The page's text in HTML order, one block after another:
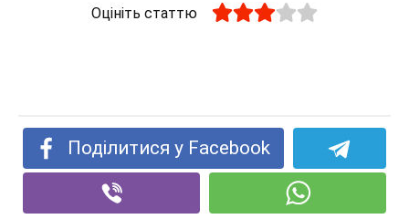
Оцініть статтю
Поділитися у Facebook